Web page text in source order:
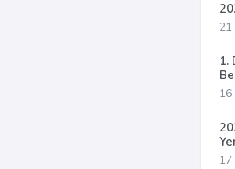
21
1.
16
17